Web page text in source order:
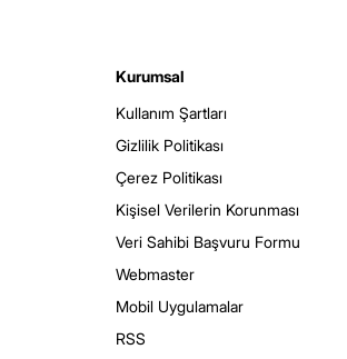
Kurumsal
Kullanım Şartları
Gizlilik Politikası
Çerez Politikası
Kişisel Verilerin Korunması
Veri Sahibi Başvuru Formu
Webmaster
Mobil Uygulamalar
RSS